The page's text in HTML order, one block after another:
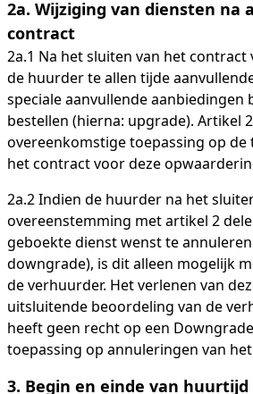
2a. Wijziging van diensten na
contract
2a.1 Na het sluiten van het contract
de huurder te allen tijde
speciale aanvullende
bestellen (hierna: upgrade). Artikel
overeenkomstige toepassing op
het contract voor deze
2a.2 Indien de huurder na het
overeenstemming met artikel 2
geboekte dienst wenst te
downgrade), is dit alleen mogelijk
de verhuurder. Het verlenen van
uitsluitende beoordeling van de
heeft geen recht op een
toepassing op annuleringen van
3. Begin en einde van